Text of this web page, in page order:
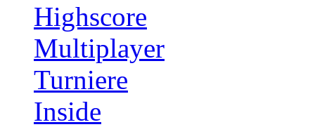
Highscore
Multiplayer
Turniere
Inside